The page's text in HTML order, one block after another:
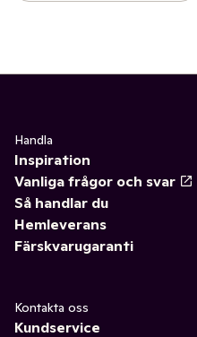
Handla
Inspiration
Vanliga frågor och svar
Så handlar du
Hemleverans
Färskvarugaranti
Kontakta oss
Kundservice